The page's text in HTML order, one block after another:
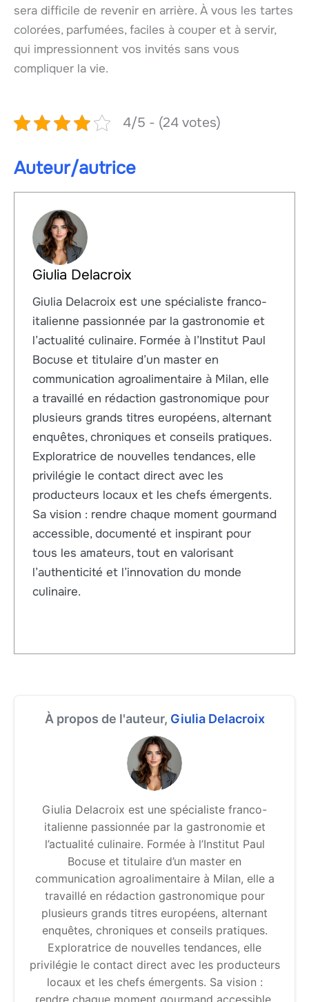
sera difficile de revenir en arrière. À vous les tartes
colorées, parfumées, faciles à couper et à servir,
qui impressionnent vos invités sans vous
compliquer la vie.
4/5 - (24 votes)
Auteur/autrice
Giulia Delacroix
Giulia Delacroix est une spécialiste franco-
italienne passionnée par la gastronomie et
l’actualité culinaire. Formée à l’Institut Paul
Bocuse et titulaire d’un master en
communication agroalimentaire à Milan, elle
a travaillé en rédaction gastronomique pour
plusieurs grands titres européens, alternant
enquêtes, chroniques et conseils pratiques.
Exploratrice de nouvelles tendances, elle
privilégie le contact direct avec les
producteurs locaux et les chefs émergents.
Sa vision : rendre chaque moment gourmand
accessible, documenté et inspirant pour
tous les amateurs, tout en valorisant
l’authenticité et l’innovation du monde
culinaire.
À propos de l'auteur, Giulia Delacroix
Giulia Delacroix est une spécialiste franco-
italienne passionnée par la gastronomie et
l’actualité culinaire. Formée à l’Institut Paul
Bocuse et titulaire d’un master en
communication agroalimentaire à Milan, elle a
travaillé en rédaction gastronomique pour
plusieurs grands titres européens, alternant
enquêtes, chroniques et conseils pratiques.
Exploratrice de nouvelles tendances, elle
privilégie le contact direct avec les producteurs
locaux et les chefs émergents. Sa vision :